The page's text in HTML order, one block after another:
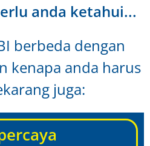
anda ketahui...
berbeda dengan
kenapa anda harus
juga: